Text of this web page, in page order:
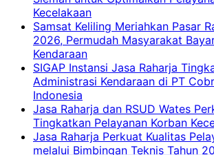
Kecelakaan
Samsat Keliling Meriahkan Pasar
2026, Permudah Masyarakat
Kendaraan
SIGAP Instansi Jasa Raharja
Administrasi Kendaraan di PT
Indonesia
Jasa Raharja dan RSUD Wates
Tingkatkan Pelayanan Korban
Jasa Raharja Perkuat Kualitas
melalui Bimbingan Teknis Tahun